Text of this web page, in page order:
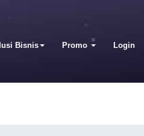
Bisnis Promo Login